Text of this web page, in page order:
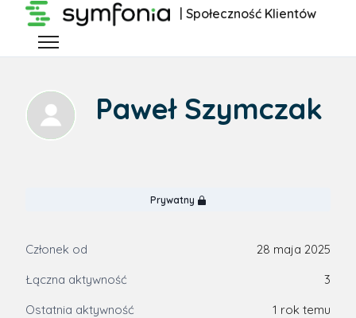
Przejdź do głównej zawartości | Społeczność Klientów
Przełącz menu nawigacyjne
Paweł Szymczak
Prywatny
Członek od
28 maja 2025
Łączna aktywność
3
Ostatnia aktywność
1 rok temu